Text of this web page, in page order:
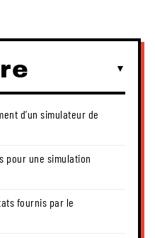
d’un simulateur de
pour une simulation
fournis par le